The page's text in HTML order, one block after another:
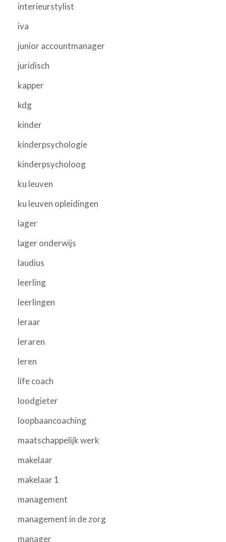
interieurstylist
iva
junior accountmanager
juridisch
kapper
kdg
kinder
kinderpsychologie
kinderpsycholoog
ku leuven
ku leuven opleidingen
lager
lager onderwijs
laudius
leerling
leerlingen
leraar
leraren
leren
life coach
loodgieter
loopbaancoaching
maatschappelijk werk
makelaar
makelaar 1
management
management in de zorg
manager